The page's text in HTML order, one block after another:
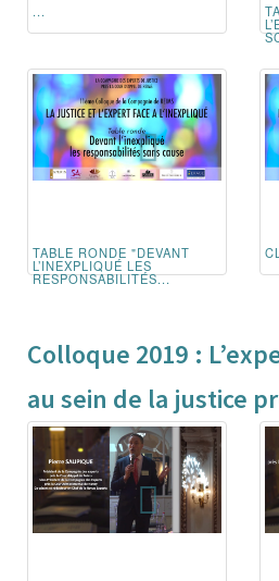
...
TABLE RONDE "DEVANT
L’INEXPLIQUÉ LES
RESPONSABILITÉS...
Colloque 2019 :
au sein de la justice